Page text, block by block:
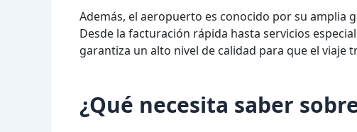
Además, el aeropuerto es conocido por su amplia
Desde la facturación rápida hasta servicios
garantiza un alto nivel de calidad para que el viaje
¿Qué necesita saber